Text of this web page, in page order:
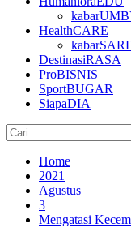
HealthCARE
DestinasiRASA
ProBISNIS
SportBUGAR
SiapaDIA
Cari
untuk:
Home
2021
Agustus
3
Mengatasi